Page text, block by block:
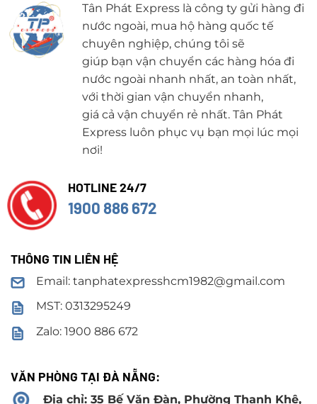
Tân Phát Express là công ty gửi hàng đi
nước ngoài, mua hộ hàng quốc tế
chuyên nghiệp, chúng tôi sẽ
giúp bạn vận chuyển các hàng hóa đi
nước ngoài nhanh nhất, an toàn nhất,
với thời gian vận chuyển nhanh,
giá cả vận chuyển rẻ nhất. Tân Phát
Express luôn phục vụ bạn mọi lúc mọi
nơi!
HOTLINE 24/7
1900 886 672
THÔNG TIN LIÊN HỆ
Email: tanphatexpresshcm1982@gmail.com
MST: 0313295249
Zalo: 1900 886 672
VĂN PHÒNG TẠI ĐÀ NẴNG:
Địa chỉ: 35 Bế Văn Đàn, Phường Thanh Khê,